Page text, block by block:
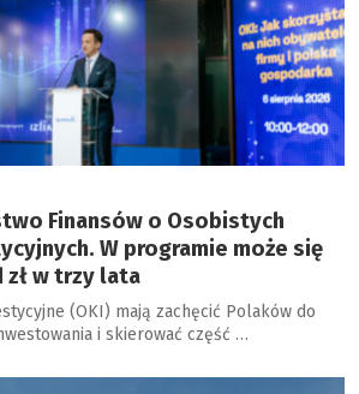
Finansów o Osobistych
W programie może się
zł w trzy lata
(OKI) mają zachęcić Polaków do
i skierować część …